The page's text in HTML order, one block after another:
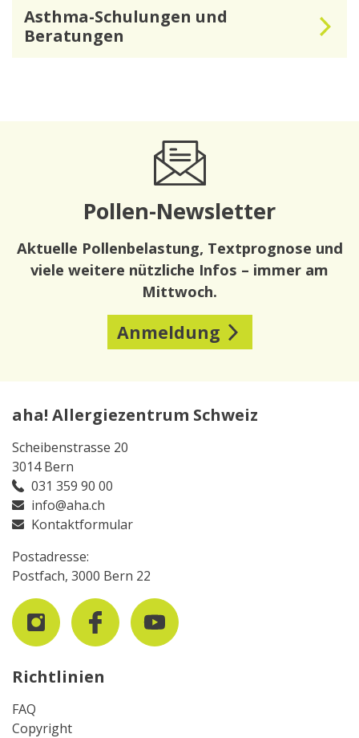
Asthma-Schulungen und
Beratungen
Pollen-Newsletter
Aktuelle Pollenbelastung, Textprognose und
viele weitere nützliche Infos – immer am
Mittwoch.
Anmeldung
aha! Allergiezentrum Schweiz
Scheibenstrasse 20
3014 Bern
031 359 90 00
info@aha.ch
Kontaktformular
Postadresse:
Postfach, 3000 Bern 22
Richtlinien
FAQ
Copyright